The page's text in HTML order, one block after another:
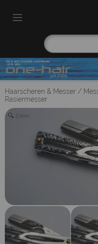
Haarscheren & Messer /
Rasiermesser
Zoom